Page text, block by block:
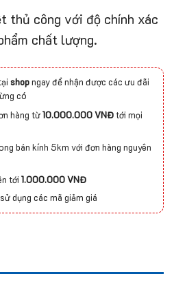
thủ công với độ chính xác
chất lượng.
shopngay để nhận được các ưu đãi
có
hàng từ10.000.000 VNĐtới mọi
bán kính 5km với đơn hàng nguyên
tới1.000.000 VNĐ
dụng các mã giảm giá